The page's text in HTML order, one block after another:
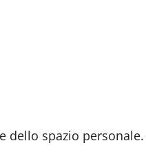
dello spazio personale.